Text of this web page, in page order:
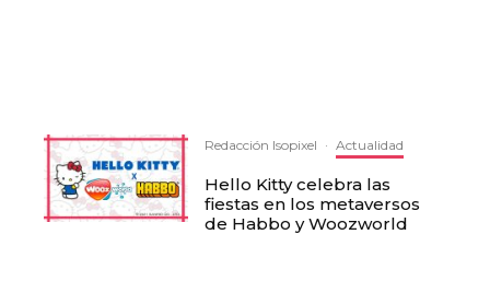
Redacción Isopixel · Actualidad
Hello Kitty celebra las
fiestas en los metaversos
de Habbo y Woozworld